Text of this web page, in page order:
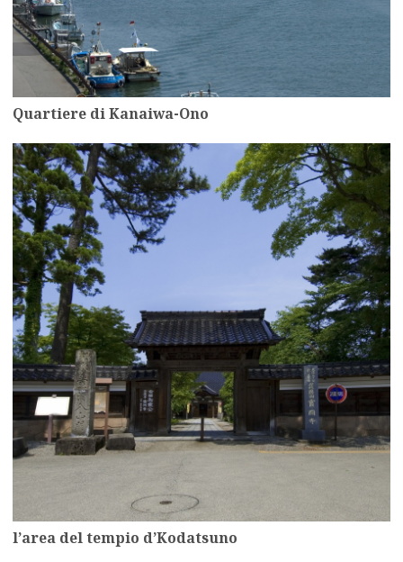
Quartiere di Kanaiwa-Ono
l’area del tempio d’Kodatsuno
more